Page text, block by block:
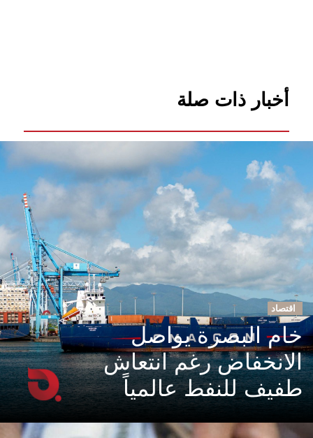
أخبار ذات صلة
اقتصاد
خام البصرة يواصل
الانخفاض رغم انتعاش
طفيف للنفط عالمياً